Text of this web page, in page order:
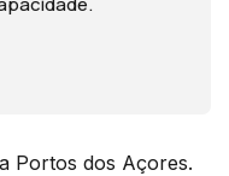
Portos dos Açores.